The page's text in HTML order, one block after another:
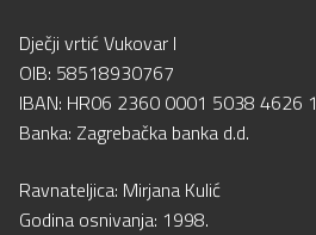
Dječji vrtić Vukovar I
OIB: 58518930767
IBAN: HR06 2360 0001 5038 4626 1
Banka: Zagrebačka banka d.d.
Ravnateljica: Mirjana Kulić
Godina osnivanja: 1998.